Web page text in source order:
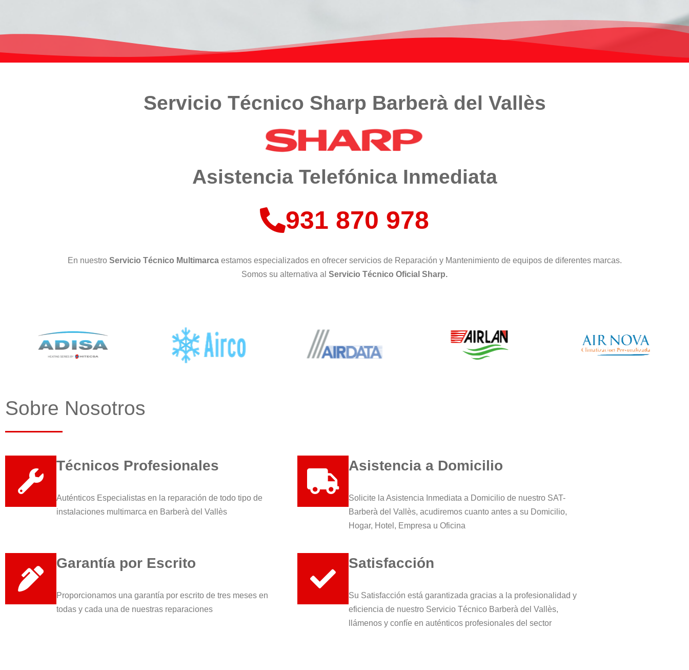
Servicio Técnico Sharp Barberà del Vallès
Asistencia Telefónica Inmediata
931 870 978
En nuestro Servicio Técnico Multimarcaestamos especializados en ofrecer servicios de Reparación y Mantenimiento de equipos de diferentes marcas.
Somos su alternativa al Servicio Técnico Oficial Sharp.
Sobre Nosotros
Técnicos Profesionales
Auténticos Especialistas en la reparación de todo tipo de
instalaciones multimarca en Barberà del Vallès
Asistencia a Domicilio
Solicite la Asistencia Inmediata a Domicilio de nuestro SAT-
Barberà del Vallès, acudiremos cuanto antes a su Domicilio,
Hogar, Hotel, Empresa u Oficina
Garantía por Escrito
Proporcionamos una garantía por escrito de tres meses en
todas y cada una de nuestras reparaciones
Satisfacción
Su Satisfacción está garantizada gracias a la profesionalidad y
eficiencia de nuestro Servicio Técnico Barberà del Vallès,
llámenos y confíe en auténticos profesionales del sector